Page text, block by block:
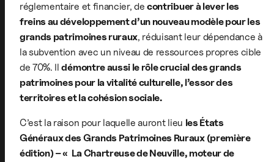
réglementaire et financier, decontribuer à lever les
freins au développement d’un nouveau modèle pour les
grands patrimoines ruraux, réduisant leur dépendance à
la subvention avec un niveau de ressources propres cible
de 70%. Ildémontre aussi le rôle crucial des grands
patrimoines pour la vitalité culturelle, l’essor des
territoires et la cohésion sociale.
C’est la raison pour laquelle auront lieu les États
Généraux des Grands Patrimoines Ruraux (première
édition) – « La Chartreuse de Neuville, moteur de